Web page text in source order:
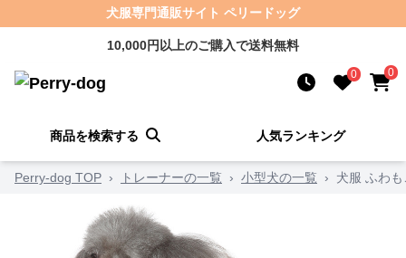
犬服専門通販サイト ペリードッグ
10,000円以上のご購入で送料無料
0 0
商品を検索する 人気ランキング
Perry-dog TOP › トレーナーの一覧 › 小型犬の一覧 › 犬服 ふわ